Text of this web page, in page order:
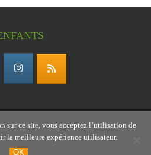
des enfants – association
gardoise
sur ce site, vous acceptez l’utilisation de
la meilleure expérience utilisateur.
OK